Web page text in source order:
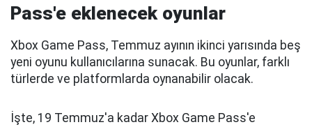
Pass'e eklenecek oyunlar
Xbox Game Pass, Temmuz ayının ikinci yarısında beş
yeni oyunu kullanıcılarına sunacak. Bu oyunlar, farklı
türlerde ve platformlarda oynanabilir olacak.
İşte, 19 Temmuz'a kadar Xbox Game Pass'e